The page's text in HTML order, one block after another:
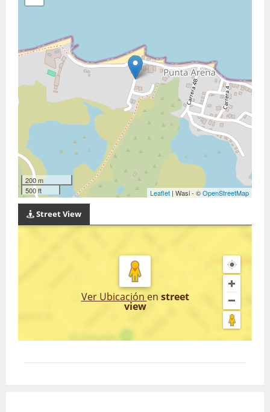
200 m
500 ft
Leaflet | Wasi - ©OpenStreetMap
Street View
Ver Ubicación en street
view